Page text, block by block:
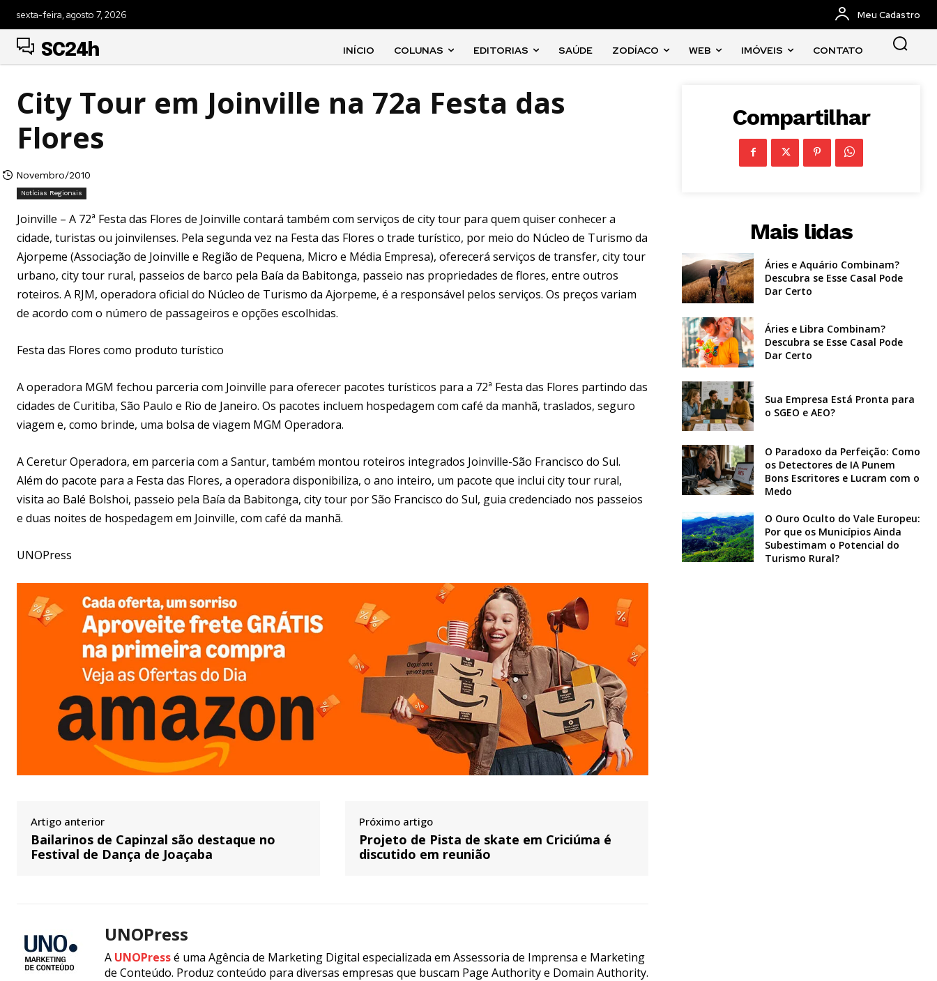
sexta-feira, agosto 7, 2026 Meu Cadastro
SC24h INÍCIO COLUNAS EDITORIAS SAÚDE ZODÍACO WEB IMÓVEIS CONTATO
City Tour em Joinville na 72a Festa das
Flores
Novembro/2010
Notícias Regionais
Joinville – A 72ª Festa das Flores de Joinville contará também com serviços de city tour para quem quiser conhecer a
cidade, turistas ou joinvilenses. Pela segunda vez na Festa das Flores o trade turístico, por meio do Núcleo de Turismo da
Ajorpeme (Associação de Joinville e Região de Pequena, Micro e Média Empresa), oferecerá serviços de transfer, city tour
urbano, city tour rural, passeios de barco pela Baía da Babitonga, passeio nas propriedades de flores, entre outros
roteiros. A RJM, operadora oficial do Núcleo de Turismo da Ajorpeme, é a responsável pelos serviços. Os preços variam
de acordo com o número de passageiros e opções escolhidas.
Festa das Flores como produto turístico
A operadora MGM fechou parceria com Joinville para oferecer pacotes turísticos para a 72ª Festa das Flores partindo das
cidades de Curitiba, São Paulo e Rio de Janeiro. Os pacotes incluem hospedagem com café da manhã, traslados, seguro
viagem e, como brinde, uma bolsa de viagem MGM Operadora.
A Ceretur Operadora, em parceria com a Santur, também montou roteiros integrados Joinville-São Francisco do Sul.
Além do pacote para a Festa das Flores, a operadora disponibiliza, o ano inteiro, um pacote que inclui city tour rural,
visita ao Balé Bolshoi, passeio pela Baía da Babitonga, city tour por São Francisco do Sul, guia credenciado nos passeios
e duas noites de hospedagem em Joinville, com café da manhã.
UNOPress
Artigo anterior
Bailarinos de Capinzal são destaque no
Festival de Dança de Joaçaba
Próximo artigo
Projeto de Pista de skate em Criciúma é
discutido em reunião
UNOPress
A UNOPressé uma Agência de Marketing Digital especializada em Assessoria de Imprensa e Marketing
de Conteúdo. Produz conteúdo para diversas empresas que buscam Page Authority e Domain Authority.
Compartilhar
Mais lidas
Áries e Aquário Combinam?
Descubra se Esse Casal Pode
Dar Certo
Áries e Libra Combinam?
Descubra se Esse Casal Pode
Dar Certo
Sua Empresa Está Pronta para
o SGEO e AEO?
O Paradoxo da Perfeição: Como
os Detectores de IA Punem
Bons Escritores e Lucram com o
Medo
O Ouro Oculto do Vale Europeu:
Por que os Municípios Ainda
Subestimam o Potencial do
Turismo Rural?